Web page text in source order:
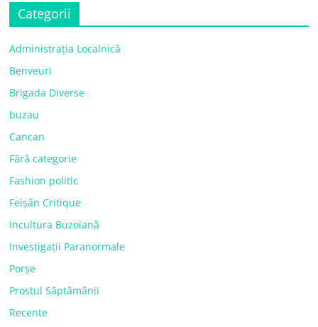
Categorii
Administrația Localnică
Benveuri
Brigada Diverse
buzau
Cancan
Fără categorie
Fashion politic
Feișăn Critique
Incultura Buzoiană
Investigații Paranormale
Porșe
Prostul Săptămânii
Recente